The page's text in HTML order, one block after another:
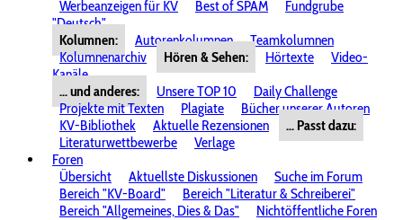
Werbeanzeigen für KV
Best of SPAM
Fundgrube
"Deutsch"
Kolumnen:
Autorenkolumnen
Teamkolumnen
Kolumnenarchiv
Hören & Sehen: Hörtexte
Video-
Kanäle
... und anderes:
Unsere TOP 10
Daily Challenge
Projekte mit Texten
Plagiate
Bücher unserer Autoren
KV-Bibliothek
Aktuelle Rezensionen
... Passt dazu:
Literaturwettbewerbe
Verlage
Foren
Übersicht
Aktuellste Diskussionen
Suche im Forum
Bereich "KV-Board"
Bereich "Literatur & Schreiberei"
Bereich "Allgemeines, Dies & Das"
Nichtöffentliche Foren